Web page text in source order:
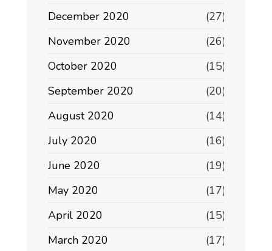
December 2020
(27)
November 2020
(26)
October 2020
(15)
September 2020
(20)
August 2020
(14)
July 2020
(16)
June 2020
(19)
May 2020
(17)
April 2020
(15)
March 2020
(17)